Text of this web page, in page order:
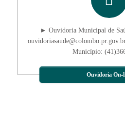
► Ouvidoria Municipal de
Município:
Ouvidoria On-